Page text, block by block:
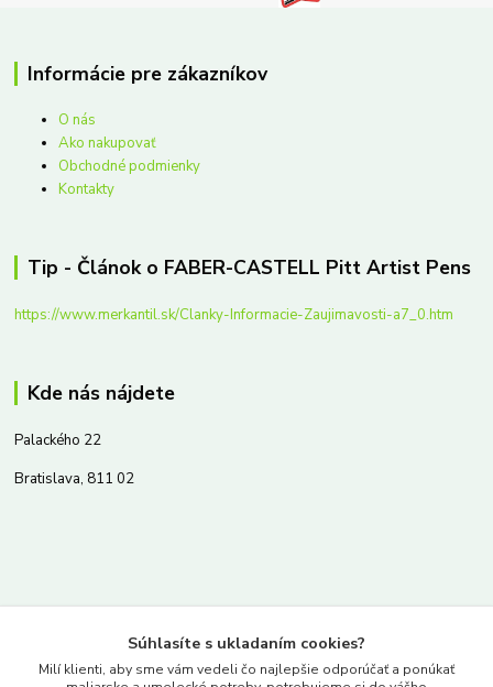
Informácie pre zákazníkov
O nás
Ako nakupovať
Obchodné podmienky
Kontakty
Tip - Článok o FABER-CASTELL Pitt Artist Pens
https://www.merkantil.sk/Clanky-Informacie-Zaujimavosti-a7_0.htm
Kde nás nájdete
Palackého 22
Bratislava, 811 02
www.merkantil.sk
Súhlasíte s ukladaním cookies?
Milí klienti, aby sme vám vedeli čo najlepšie odporúčať a ponúkať